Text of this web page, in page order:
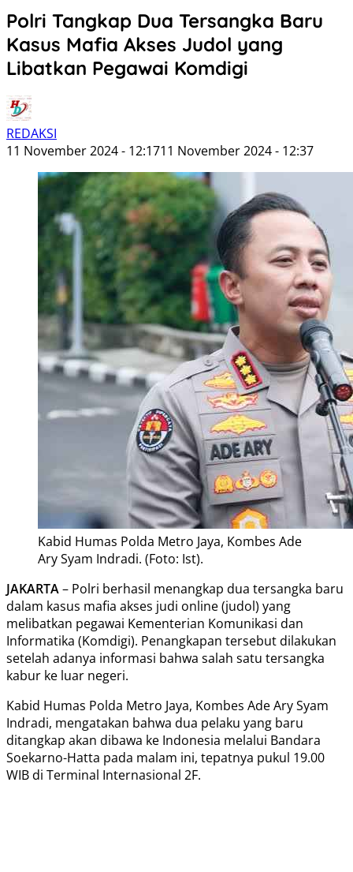
Polri Tangkap Dua Tersangka Baru
Kasus Mafia Akses Judol yang
Libatkan Pegawai Komdigi
REDAKSI
11 November 2024 - 12:1711 November 2024 - 12:37
Kabid Humas Polda Metro Jaya, Kombes Ade
Ary Syam Indradi. (Foto: Ist).
JAKARTA– Polri berhasil menangkap dua tersangka baru
dalam kasus mafia akses judi online (judol) yang
melibatkan pegawai Kementerian Komunikasi dan
Informatika (Komdigi). Penangkapan tersebut dilakukan
setelah adanya informasi bahwa salah satu tersangka
kabur ke luar negeri.
Kabid Humas Polda Metro Jaya, Kombes Ade Ary Syam
Indradi, mengatakan bahwa dua pelaku yang baru
ditangkap akan dibawa ke Indonesia melalui Bandara
Soekarno-Hatta pada malam ini, tepatnya pukul 19.00
WIB di Terminal Internasional 2F.